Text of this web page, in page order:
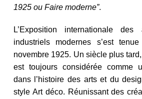
1925 ou Faire moderne”.
L’Exposition internationale
industriels modernes s’est
novembre 1925. Un siècle plus
est toujours considérée comme
dans l’histoire des arts et du
style Art déco. Réunissant des